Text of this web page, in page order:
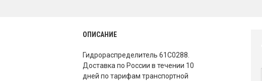
ОПИСАНИЕ
Гидрораспределитель 61C0288.
Доставка по России в течении 10
дней по тарифам транспортной